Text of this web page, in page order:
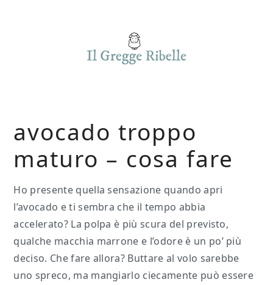
avocado troppo
maturo – cosa fare​​
Ho presente quella sensazione quando apri
l’avocado e ti sembra che il tempo abbia
accelerato? La polpa è più scura del previsto,
qualche macchia marrone e l’odore è un po’ più
deciso. Che fare allora? Buttare al volo sarebbe
uno spreco, ma mangiarlo ciecamente può essere